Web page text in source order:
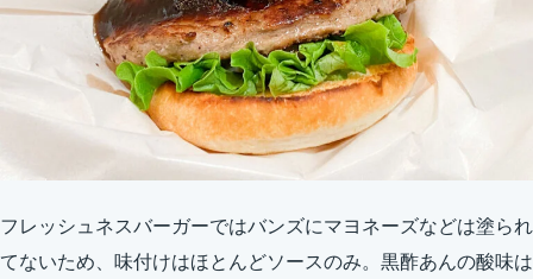
フレッシュネスバーガーではバンズにマヨネーズなどは塗られ
てないため、味付けはほとんどソースのみ。黒酢あんの酸味は